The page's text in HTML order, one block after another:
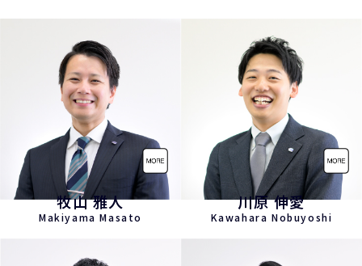
牧山 雅人
Makiyama Masato
川原 伸愛
Kawahara Nobuyoshi